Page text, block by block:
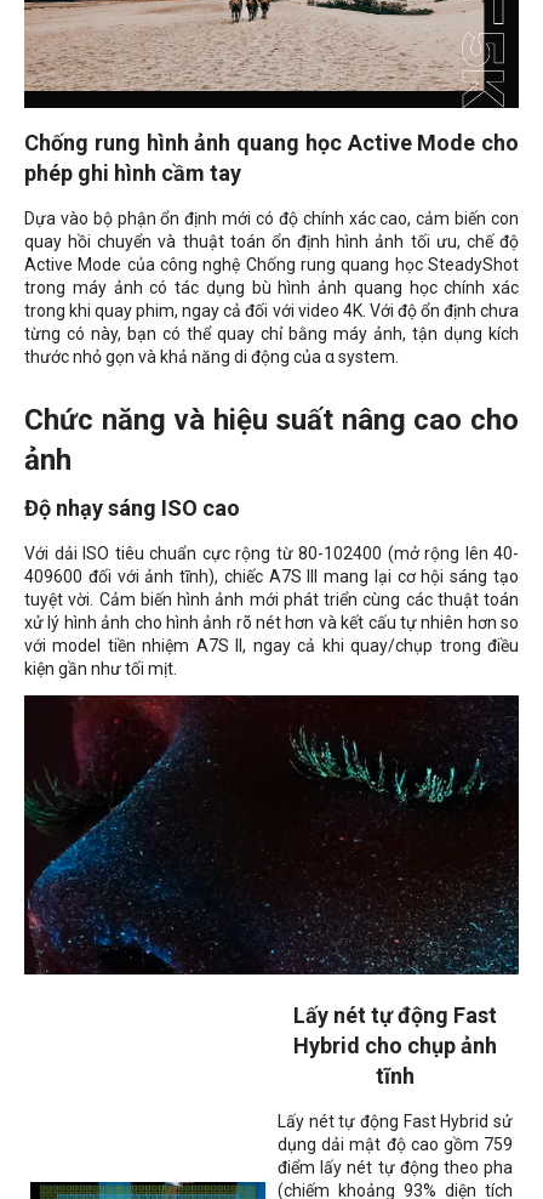
Chống rung hình ảnh quang học Active Mode cho
phép ghi hình cầm tay
Dựa vào bộ phận ổn định mới có độ chính xác cao, cảm biến con
quay hồi chuyển và thuật toán ổn định hình ảnh tối ưu, chế độ
Active Mode của công nghệ Chống rung quang học SteadyShot
trong máy ảnh có tác dụng bù hình ảnh quang học chính xác
trong khi quay phim, ngay cả đối với video 4K. Với độ ổn định chưa
từng có này, bạn có thể quay chỉ bằng máy ảnh, tận dụng kích
thước nhỏ gọn và khả năng di động của α system.
Chức năng và hiệu suất nâng cao cho
ảnh
Độ nhạy sáng ISO cao
Với dải ISO tiêu chuẩn cực rộng từ 80-102400 (mở rộng lên 40-
409600 đối với ảnh tĩnh), chiếc A7S III mang lại cơ hội sáng tạo
tuyệt vời. Cảm biến hình ảnh mới phát triển cùng các thuật toán
xử lý hình ảnh cho hình ảnh rõ nét hơn và kết cấu tự nhiên hơn so
với model tiền nhiệm A7S II, ngay cả khi quay/chụp trong điều
kiện gần như tối mịt.
Lấy nét tự động Fast
Hybrid cho chụp ảnh
tĩnh
Lấy nét tự động Fast Hybrid sử
dụng dải mật độ cao gồm 759
điểm lấy nét tự động theo pha
(chiếm khoảng 93% diện tích